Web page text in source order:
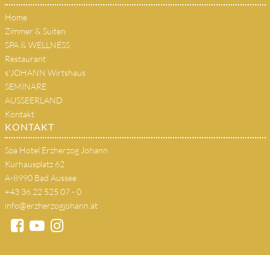
Home
Zimmer & Suiten
SPA & WELLNESS
Restaurant
s'JOHANN Wirtshaus
SEMINARE
AUSSEERLAND
Kontakt
KONTAKT
Spa Hotel Erzherzog Johann
Kurhausplatz 62
A-8990 Bad Aussee
+43 36 22 525 07 - 0
info@erzherzogjohann.at